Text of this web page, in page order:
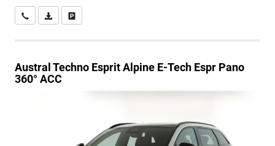
Wir rufen Sie anPDF-Datei, Fahrzeugexposé drucken
Austral Techno Esprit Alpine E-Tech Espr Pano
360° ACC